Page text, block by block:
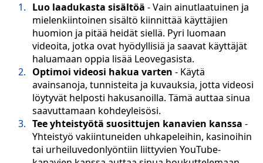
Luo laadukasta sisältöä - Vain ainutlaatuinen ja
mielenkiintoinen sisältö kiinnittää käyttäjien
huomion ja pitää heidät siellä. Pyri luomaan
videoita, jotka ovat hyödyllisiä ja saavat käyttäjät
haluamaan oppia lisää Leovegasista.
Optimoi videosi hakua varten - Käytä
avainsanoja, tunnisteita ja kuvauksia, jotta videosi
löytyvät helposti hakusanoilla. Tämä auttaa sinua
saavuttamaan kohdeyleisösi.
Tee yhteistyötä suosittujen kanavien kanssa -
Yhteistyö vakiintuneiden uhkapeleihin, kasinoihin
tai urheiluvedonlyöntiin liittyvien YouTube-